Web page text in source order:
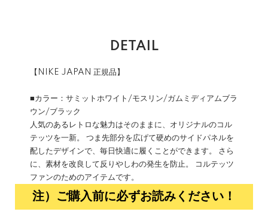
DETAIL
【NIKE JAPAN 正規品】
■カラー：サミットホワイト/モスリン/ガムミディアムブラ
ウン/ブラック
人気のあるレトロな魅力はそのままに、オリジナルのコル
テッツを一新。 つま先部分を広げて硬めのサイドパネルを
配したデザインで、毎日快適に履くことができます。 さら
に、素材を改良して反りやしわの発生を防止。 コルテッツ
ファンのためのアイテムです。
注）ご購入前に必ずお読みください！